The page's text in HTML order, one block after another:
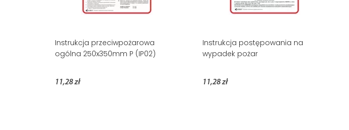
Instrukcja przeciwpożarowa
ogólna 250x350mm P (IP02)
11,28 zł
Instrukcja postępowania na
wypadek pożar
11,28 zł